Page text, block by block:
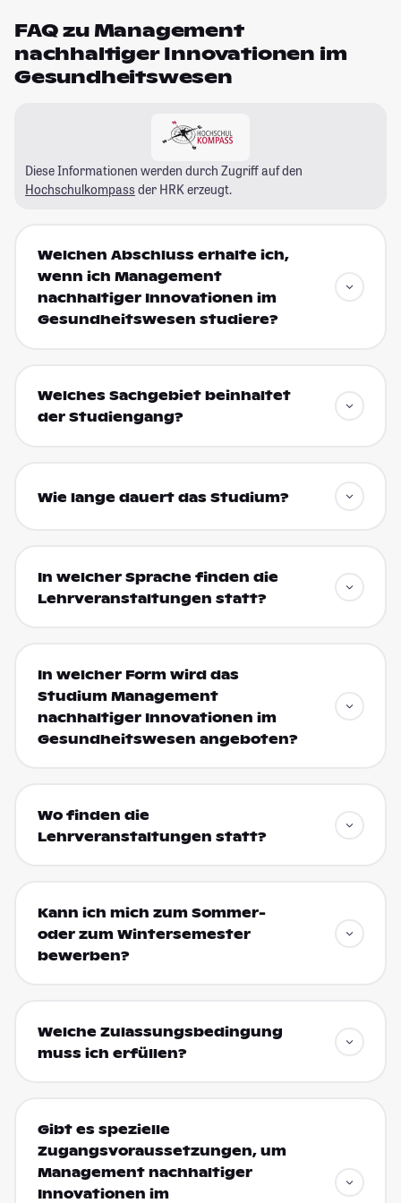
FAQ zu Management
nachhaltiger Innovationen im
Gesundheitswesen
Diese Informationen werden durch Zugriff auf den
Hochschulkompass der HRK erzeugt.
Welchen Abschluss erhalte ich,
wenn ich Management
nachhaltiger Innovationen im
Gesundheitswesen studiere?
Welches Sachgebiet beinhaltet
der Studiengang?
Wie lange dauert das Studium?
In welcher Sprache finden die
Lehrveranstaltungen statt?
In welcher Form wird das
Studium Management
nachhaltiger Innovationen im
Gesundheitswesen angeboten?
Wo finden die
Lehrveranstaltungen statt?
Kann ich mich zum Sommer-
oder zum Wintersemester
bewerben?
Welche Zulassungsbedingung
muss ich erfüllen?
Gibt es spezielle
Zugangsvoraussetzungen, um
Management nachhaltiger
Innovationen im